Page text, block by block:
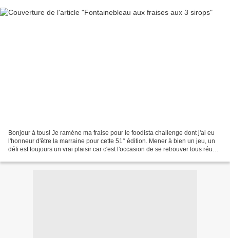
Bonjour à tous! Je ramène ma fraise pour le foodista challenge dont j'ai eu
l'honneur d'être la marraine pour cette 51° édition. Mener à bien un jeu, un
défi est toujours un vrai plaisir car c'est l'occasion de se retrouver tous réunis